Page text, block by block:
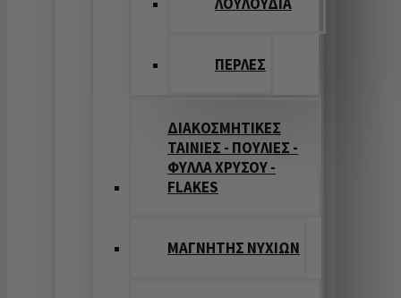
ΠΕΡΛΕΣ
ΔΙΑΚΟΣΜΗΤΙΚΕΣ
ΤΑΙΝΙΕΣ - ΠΟΥΛΙΕΣ -
ΦΥΛΛΑ ΧΡΥΣΟΥ -
FLAKES
ΜΑΓΝΗΤΗΣ ΝΥΧΙΩΝ